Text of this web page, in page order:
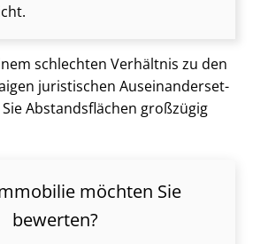
schlechten Verhältnis zu den
juristischen Aus­ein­an­der­set­
Abstandsflächen großzügig
möchten Sie
bewerten?